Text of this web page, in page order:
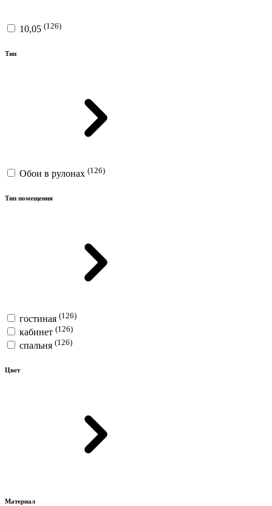
10,05 (126)
Тип
Обои в рулонах (126)
Тип помещения
гостиная (126)
кабинет (126)
спальня (126)
Цвет
Материал